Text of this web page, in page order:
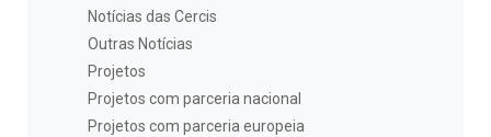
Notícias das Cercis
Outras Notícias
Projetos
Projetos com parceria nacional
Projetos com parceria europeia